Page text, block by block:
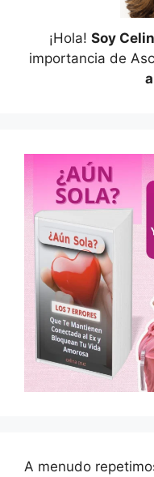
¡Hola! Soy
importancia de
A menudo